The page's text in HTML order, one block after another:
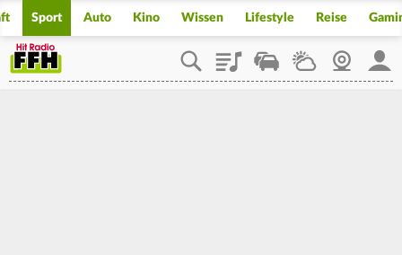
Sport Auto Kino Wissen Lifestyle Reise
PlaylistStaupilotWetterWebcam